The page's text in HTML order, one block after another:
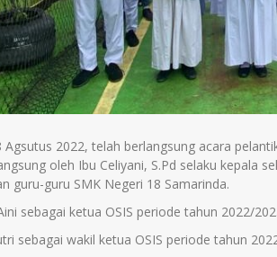
Agsutus 2022, telah berlangsung acara
oleh Ibu Celiyani, S.Pd selaku kepala
guru-guru SMK Negeri 18 Samarinda.
sebagai ketua OSIS periode tahun 2022/
sebagai wakil ketua OSIS periode tahun